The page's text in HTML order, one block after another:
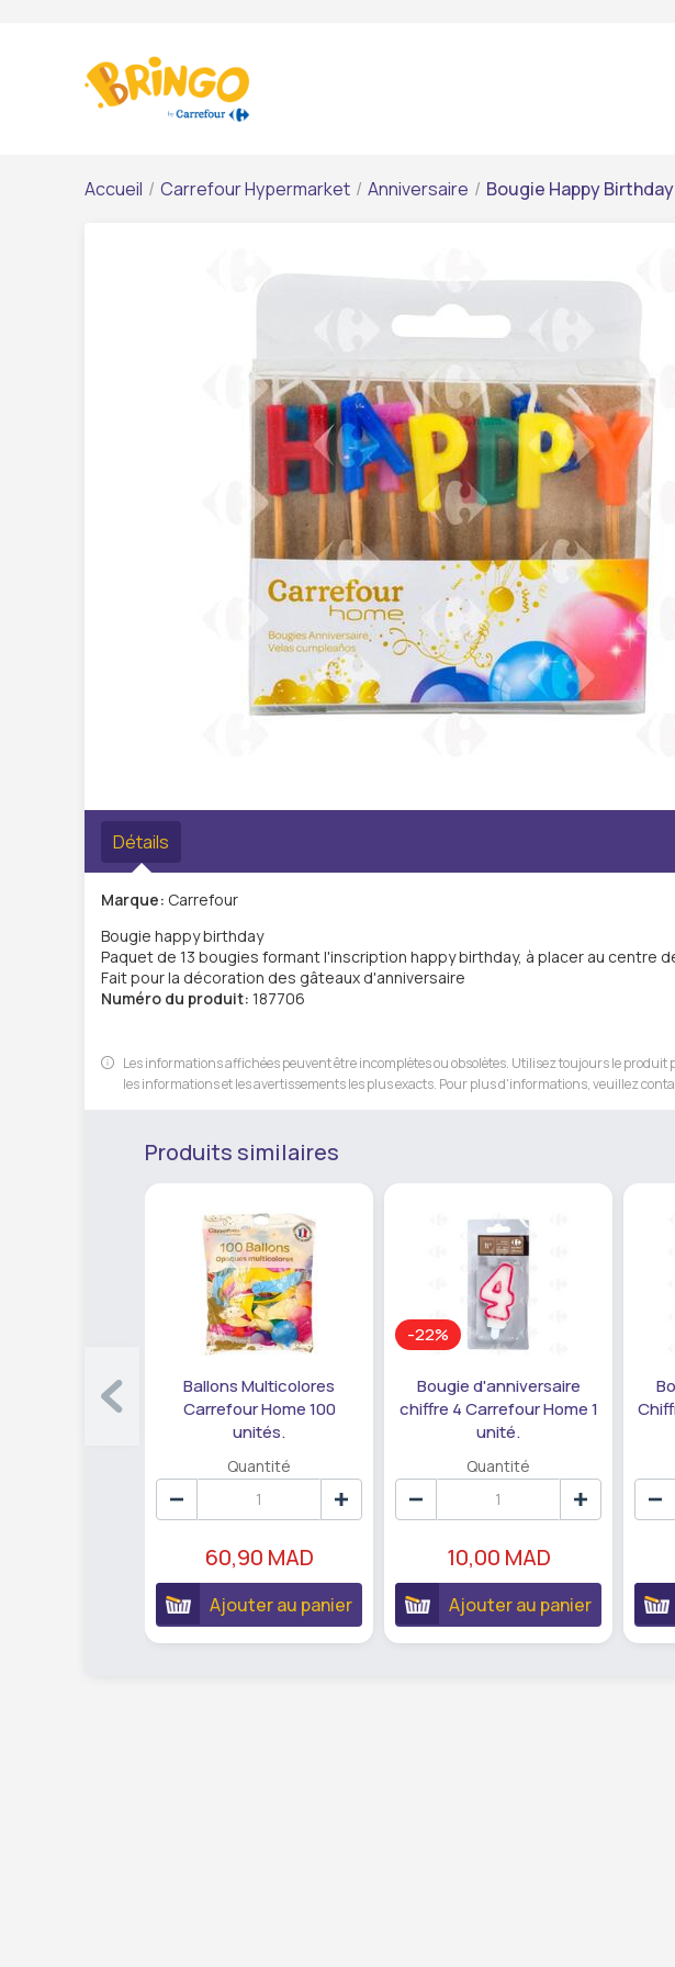
Accueil / Carrefour Hypermarket / Anniversaire / Bougie Happy
Détails
Marque: Carrefour
Bougie happy birthday
Paquet de 13 bougies formant l'inscription happy birthday, à placer au
Fait pour la décoration des gâteaux d'anniversaire
Numéro du produit: 187706
Les informations affichées peuvent être incomplètes ou obsolètes. Utilisez toujours le
les informations et les avertissements les plus exacts. Pour plus d'informations, veuillez
Produits similaires
Ballons Multicolores
Carrefour Home 100
unités.
Quantité
60,90 MAD
Ajouter au panier
-22%
Bougie d'anniversaire
chiffre 4 Carrefour Home 1
unité.
Quantité
10,00 MAD
Ajouter au panier